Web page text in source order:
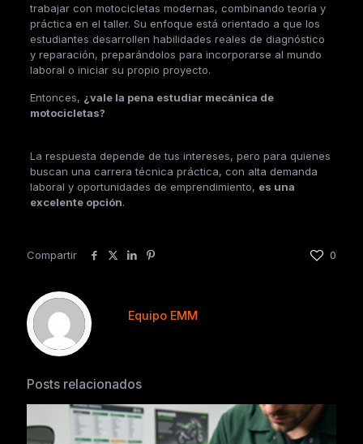
trabajar con motocicletas modernas, combinando teoría y
práctica en el taller. Su enfoque está orientado a que los
estudiantes desarrollen habilidades reales de diagnóstico
y reparación, preparándolos para incorporarse al mundo
laboral o iniciar su propio proyecto.
Entonces, ¿vale la pena estudiar mecánica de
motocicletas?
La respuesta depende de tus intereses, pero para quienes
buscan una carrera técnica práctica, con alta demanda
laboral y oportunidades de emprendimiento, es una
excelente opción.
Compartir 0
Equipo EMM
Posts relacionados